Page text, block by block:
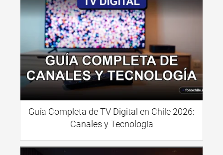
Guía Completa de TV Digital en Chile 2026:
Canales y Tecnología